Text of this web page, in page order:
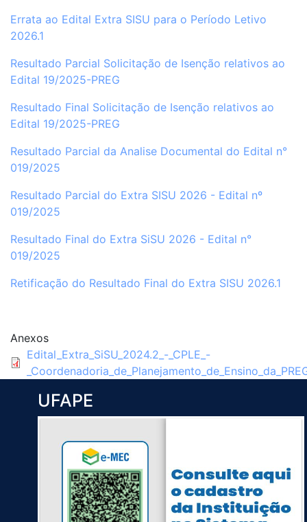
Errata ao Edital Extra SISU para o Período Letivo
2026.1
Resultado Parcial Solicitação de Isenção relativos ao
Edital 19/2025-PREG
Resultado Final Solicitação de Isenção relativos ao
Edital 19/2025-PREG
Resultado Parcial da Analise Documental do Edital n°
019/2025
Resultado Parcial do Extra SISU 2026 - Edital nº
019/2025
Resultado Final do Extra SiSU 2026 - Edital n°
019/2025
Retificação do Resultado Final do Extra SISU 2026.1
Anexos
Edital_Extra_SiSU_2024.2_-_CPLE_-
UFAPE